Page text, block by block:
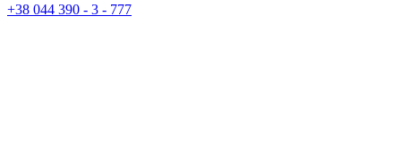
+38 044 390 - 3 - 777